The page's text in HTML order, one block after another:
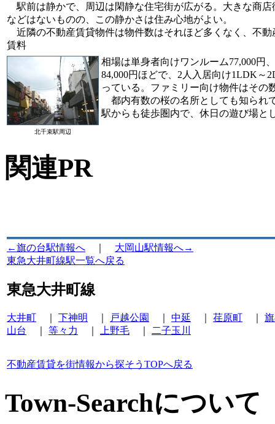
駅前は静かで、周辺は閑静な住宅街が広がる。大きな商店
などはないものの、この静かさは住み心地がよい。
近隣の不動産賃貸物件は物件数はそれほど多くなく、不動
賃料
相場は単身者向けワンルーム77,000円
84,000円ほどで、2人入居向け1LDK～
っている。ファミリー向け物件はその
都内有数の桜の名所としても知られ
駅からも徒歩圏内で、休日の遊び場と
北千束駅周辺
関連PR
←旗の台駅情報へ
大岡山駅情報へ→
東急大井町線駅一覧へ戻る
東急大井町線
大井町 下神明 戸越公園 中延 荏原町
山台
等々力 上野毛 二子玉川
不動産賃貸を街情報から探そうTOPへ戻る
Town-Searchについて